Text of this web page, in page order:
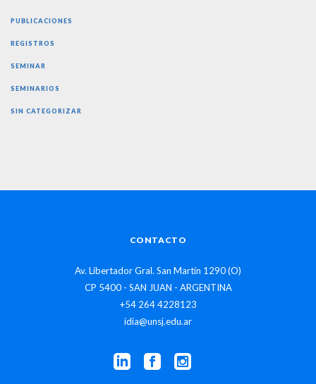
PUBLICACIONES
REGISTROS
SEMINAR
SEMINARIOS
SIN CATEGORIZAR
CONTACTO
Av. Libertador Gral. San Martín 1290 (O)
CP 5400 - SAN JUAN - ARGENTINA
+54 264 4228123
idia@unsj.edu.ar